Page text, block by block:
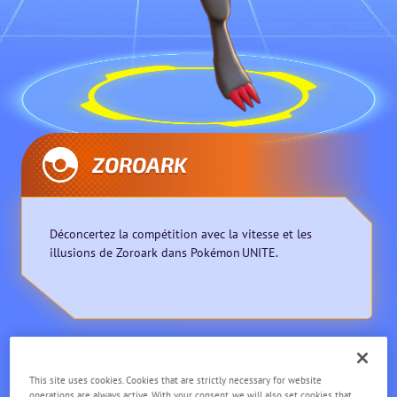
ZOROARK
Déconcertez la compétition avec la vitesse et les
illusions de Zoroark dans Pokémon UNITE.
This site uses cookies. Cookies that are strictly necessary for website